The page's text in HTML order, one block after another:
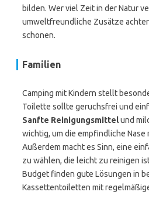
bilden. Wer viel Zeit in der Natur
umweltfreundliche Zusätze
schonen.
Familien
Camping mit Kindern stellt
Toilette sollte geruchsfrei und
Sanfte Reinigungsmittelund
wichtig, um die empfindliche Nase
Außerdem macht es Sinn, eine
zu wählen, die leicht zu reinigen
Budget finden gute Lösungen in
Kassettentoiletten mit